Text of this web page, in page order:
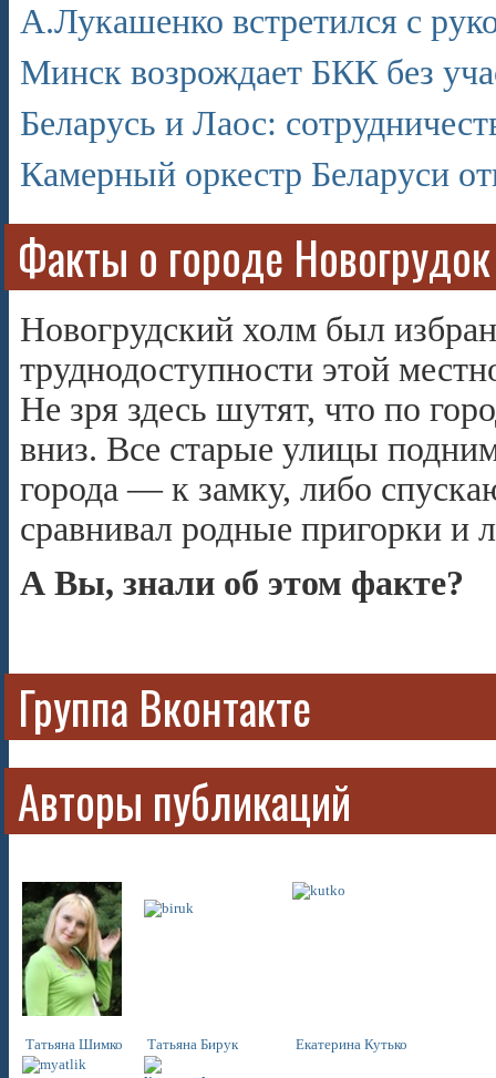
А.Лукашенко встретился с
Минск возрождает БКК без
Беларусь и Лаос:
Камерный оркестр Беларуси
Факты о городе Новогрудок
Новогрудский холм был
труднодоступности этой
Не зря здесь шутят, что по
вниз. Все старые улицы
города — к замку, либо
сравнивал родные пригорки и
А Вы, знали об этом факте?
Группа Вконтакте
Авторы публикаций
Татьяна Шимко Татьяна Бирук Екатерина Кутько